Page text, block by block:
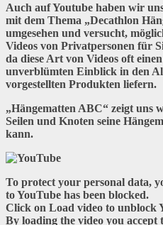
Auch auf Youtube haben wir
mit dem Thema „Decathlon
umgesehen und versucht,
Videos von Privatpersonen für
da diese Art von Videos oft einen
unverblümten Einblick in den
vorgestellten Produkten liefern.
„Hängematten ABC“ zeigt uns
Seilen und Knoten seine
kann.
To protect your personal data,
to YouTube has been blocked.
Click on Load video to unblock
By loading the video you accept